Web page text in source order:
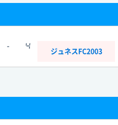
- 4
ジュネスFC2003